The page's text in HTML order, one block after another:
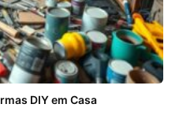
DIY em Casa